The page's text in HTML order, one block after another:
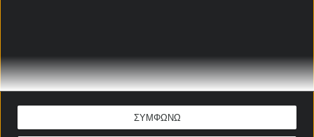
ΣΥΜΦΩΝΩ
Γιάννης-Μάριος Παπαδόπουλος
Ώρα έναρξης: 21:45
Προκριματικά Mundial Ευρώπης